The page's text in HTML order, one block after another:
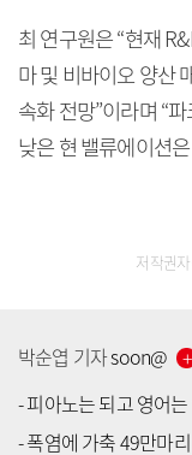
최 연구원은 “현재
마 및 비바이오 양산
속화 전망”이라며 “
낮은 현 밸류에이션
저작권
박순엽 기자soon@
-피아노는 되고 영어는
-폭염에 가축 49만마